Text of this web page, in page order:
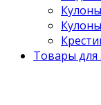
Товары для